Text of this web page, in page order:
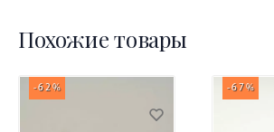
Похожие товары
-62% -67%